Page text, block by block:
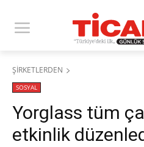
ŞİRKETLERDEN
SOSYAL
Yorglass tüm
etkinlik